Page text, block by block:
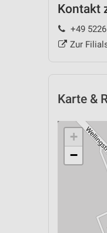
Kontakt
+49
Zur
Karte &
+
−